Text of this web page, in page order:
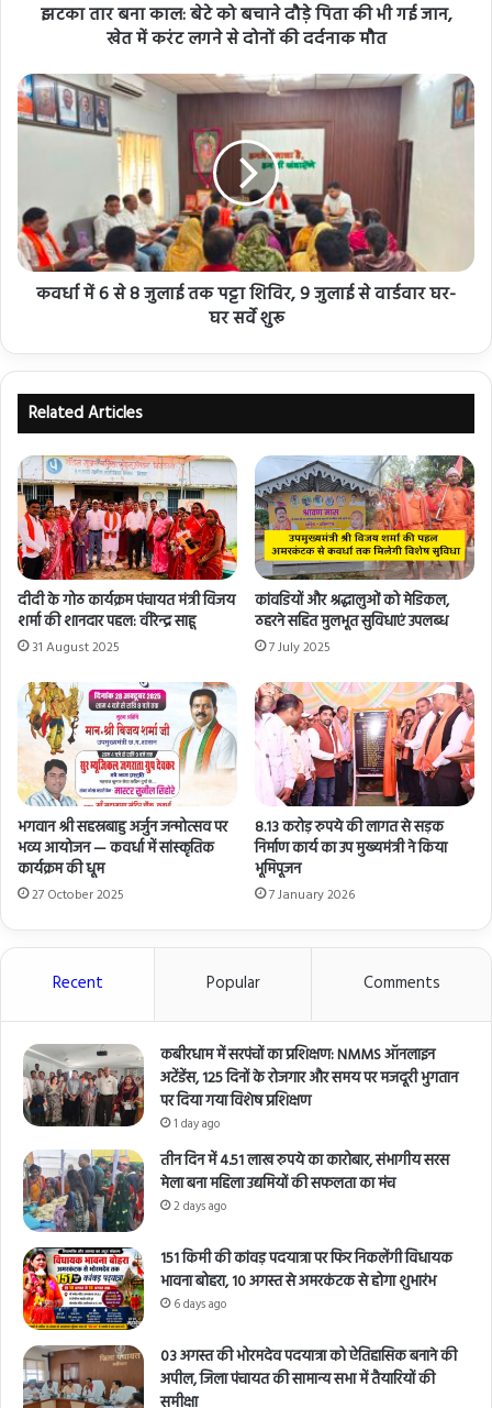
झटका तार बना काल: बेटे को बचाने दौड़े पिता की भी गई जान,
खेत में करंट लगने से दोनों की दर्दनाक मौत
कवर्धा में 6 से 8 जुलाई तक पट्टा शिविर, 9 जुलाई से वार्डवार घर-
घर सर्वे शुरू
Related Articles
दीदी के गोठ कार्यक्रम पंचायत मंत्री विजय
शर्मा की शानदार पहल: वीरेन्द्र साहू
31 August 2025
कांवडियों और श्रद्धालुओं को मेडिकल,
ठहरने सहित मुलभूत सुविधाएं उपलब्ध
7 July 2025
भगवान श्री सहस्रबाहु अर्जुन जन्मोत्सव पर
भव्य आयोजन — कवर्धा में सांस्कृतिक
कार्यक्रम की धूम
27 October 2025
8.13 करोड़ रुपये की लागत से सड़क
निर्माण कार्य का उप मुख्यमंत्री ने किया
भूमिपूजन
7 January 2026
Recent Popular Comments
कबीरधाम में सरपंचों का प्रशिक्षण: NMMS ऑनलाइन
अटेंडेंस, 125 दिनों के रोजगार और समय पर मजदूरी भुगतान
पर दिया गया विशेष प्रशिक्षण
1 day ago
तीन दिन में 4.51 लाख रुपये का कारोबार, संभागीय सरस
मेला बना महिला उद्यमियों की सफलता का मंच
2 days ago
151 किमी की कांवड़ पदयात्रा पर फिर निकलेंगी विधायक
भावना बोहरा, 10 अगस्त से अमरकंटक से होगा शुभारंभ
6 days ago
03 अगस्त की भोरमदेव पदयात्रा को ऐतिहासिक बनाने की
अपील, जिला पंचायत की सामान्य सभा में तैयारियों की